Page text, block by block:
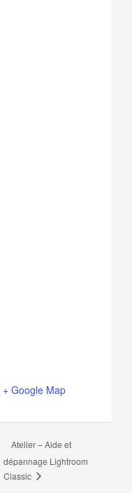
+ Google Map
Atelier – Aide et
dépannage Lightroom
Classic